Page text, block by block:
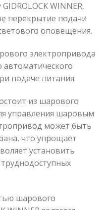
WINNER,
перекрытие подачи
оповещения.
электропривода
автоматического
подаче питания.
из шарового
управления шаровым
может быть
что упрощает
установить
шарового